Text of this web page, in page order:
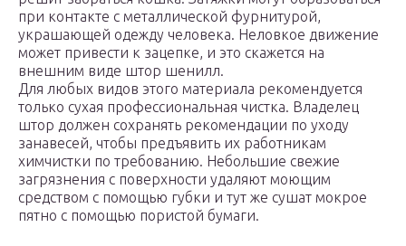
при контакте с металлической фурнитурой,
украшающей одежду человека. Неловкое движение
может привести к зацепке, и это скажется на
внешним виде штор шенилл.
Для любых видов этого материала рекомендуется
только сухая профессиональная чистка. Владелец
штор должен сохранять рекомендации по уходу
занавесей, чтобы предъявить их работникам
химчистки по требованию. Небольшие свежие
загрязнения с поверхности удаляют моющим
средством с помощью губки и тут же сушат мокрое
пятно с помощью пористой бумаги.